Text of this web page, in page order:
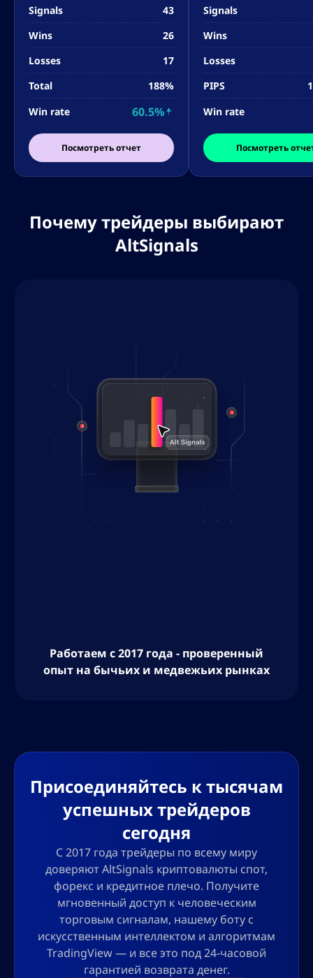
Signals
43
Wins
26
Losses
17
Total
188%
Win rate
60.5%
Посмотреть отчет
Signals
Wins
Losses
PIPS
Win rate
Посмотреть
Почему трейдеры выбирают
AltSignals
Работаем с 2017 года - проверенный
опыт на бычьих и медвежьих рынках
Присоединяйтесь к тысячам
успешных трейдеров
сегодня
С 2017 года трейдеры по всему миру
доверяют AltSignals криптовалюты спот,
форекс и кредитное плечо. Получите
мгновенный доступ к человеческим
торговым сигналам, нашему боту с
искусственным интеллектом и алгоритмам
TradingView — и все это под 24-часовой
гарантией возврата денег.